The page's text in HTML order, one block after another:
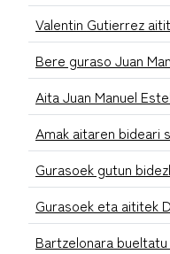
Valentin Gutierrez
Bere guraso Juan
Aita Juan Manuel
Amak aitaren bideari
Gurasoek gutun
Gurasoek eta aititek
Bartzelonara